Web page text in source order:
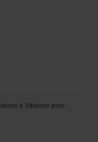
à Valence pour